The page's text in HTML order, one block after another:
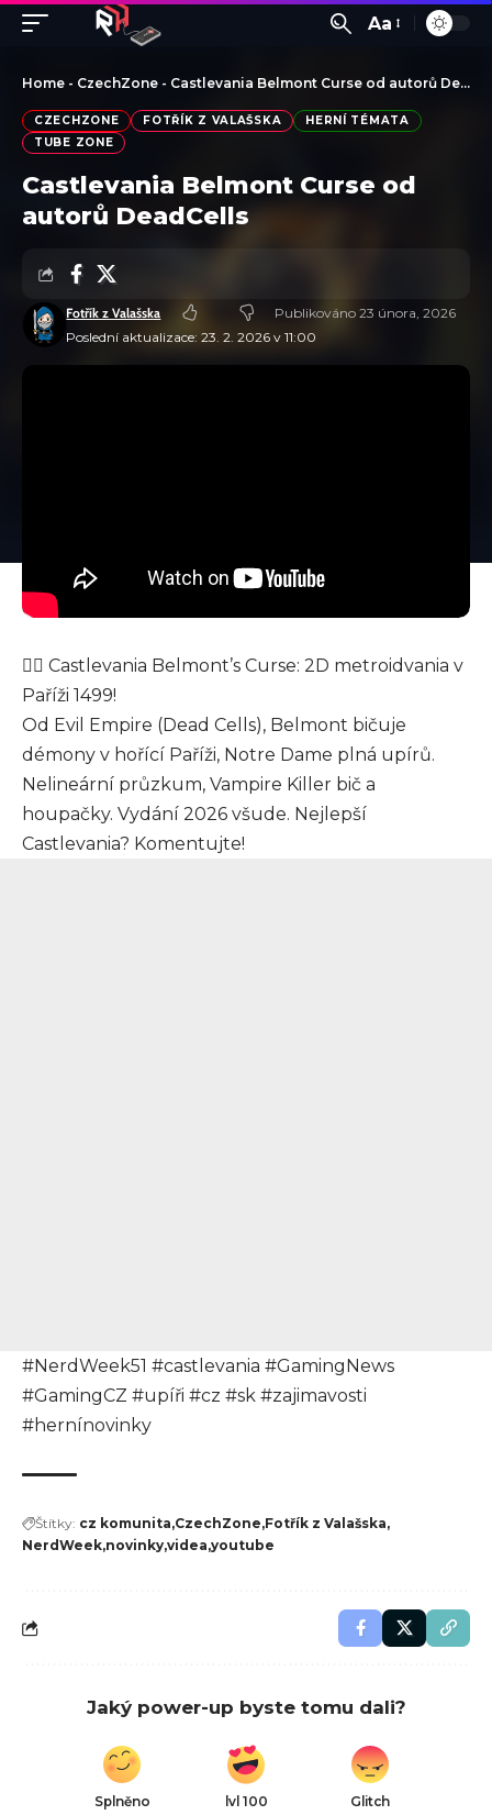
Aa
Home - CzechZone - Castlevania Belmont Curse od autorů DeadCells
CZECHZONE FOTŘÍK Z VALAŠSKA
HERNÍ TÉMATA
TUBE ZONE
Castlevania Belmont Curse od
autorů DeadCells
Poslední aktualizace: 23. 2. 2026 v 11:00
Fotřík z Valašska Publikováno 23 února, 2026
🧛‍♂️ Castlevania Belmont’s Curse: 2D metroidvania v
Paříži 1499!
Od Evil Empire (Dead Cells), Belmont bičuje
démony v hořící Paříži, Notre Dame plná upírů.
Nelineární průzkum, Vampire Killer bič a
houpačky. Vydání 2026 všude. Nejlepší
Castlevania? Komentujte!
#NerdWeek51 #castlevania #GamingNews
#GamingCZ #upíři #cz #sk #zajimavosti
#hernínovinky
Štítky: cz komunita CzechZone Fotřík z Valašska
NerdWeek novinky videa youtube
Jaký power-up byste tomu dali?
Splněno lvl 100 Glitch